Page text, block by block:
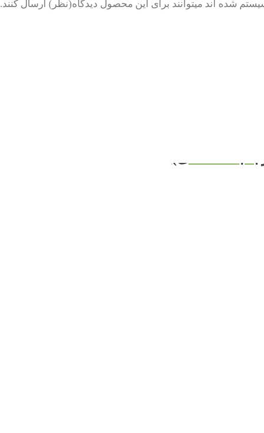
شده اند میتوانند برای این محصول دیدگاه(نظر) ارسال کنند.